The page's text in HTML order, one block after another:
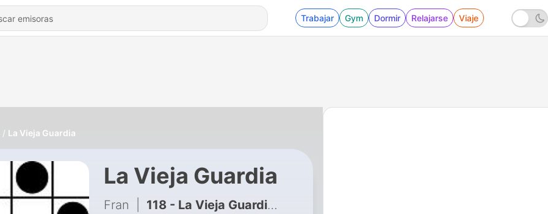
Trabajar Gym Dormir Relajarse Viaje
La Vieja Guardia
La Vieja Guardia
Fran 118 - La Vieja Guardia 8x04 20260519 Raylib revisited